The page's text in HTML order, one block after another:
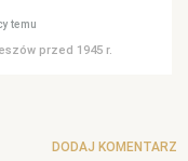
temu
przed 1945 r.
DODAJ KOMENTARZ